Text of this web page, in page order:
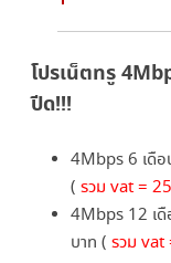
โปรเน็ตทรู
ปีด!!!
4Mbps 6 เดื
( รวม vat =
4Mbps 12 เ
บาท ( รวม vat